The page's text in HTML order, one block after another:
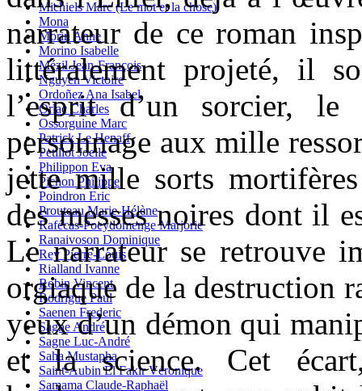
Michiels Marc (Le mot et la chose)
Mona
Morin Anne
Morino Isabelle
Mézil Jean-François
Nguyen Victoire
Ordoñez Ana Isabel
Orlac Charles
Ossorguine Marc
Patrick Le Henaff
Petillot Joelle
Philippon Eva
Pichon Philippe
Poindron Eric
Prouteau Marie-Hélène
Rafécas-Poeydomenge Marjorie
Ranaivoson Dominique
Rey Pierre-Louis
Rialland Ivanne
Robin Vincent
Rodrigue Paul
Saenen Frederic
Sagne André
Sagne Luc-André
Saha Mustapha
Saint-Aubin El Fakir Véronique
Samama Claude-Raphaël
narrateur de ce roman
littéralement projeté, il
l’esprit d’un sorcier,
personnage aux mille
jette mille sorts
des messes noires dont il
Le narrateur se retrouve
orgiaque de la destruction
yeux d’un démon qui
et la science. Cet